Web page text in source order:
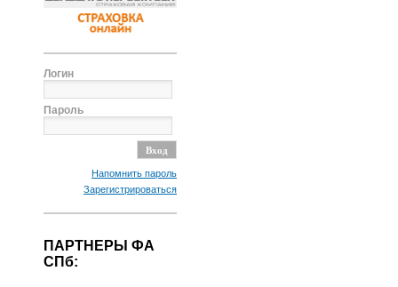
Логин
Пароль
Напомнить пароль
Зарегистрироваться
ПАРТНЕРЫ ФА
СПб: